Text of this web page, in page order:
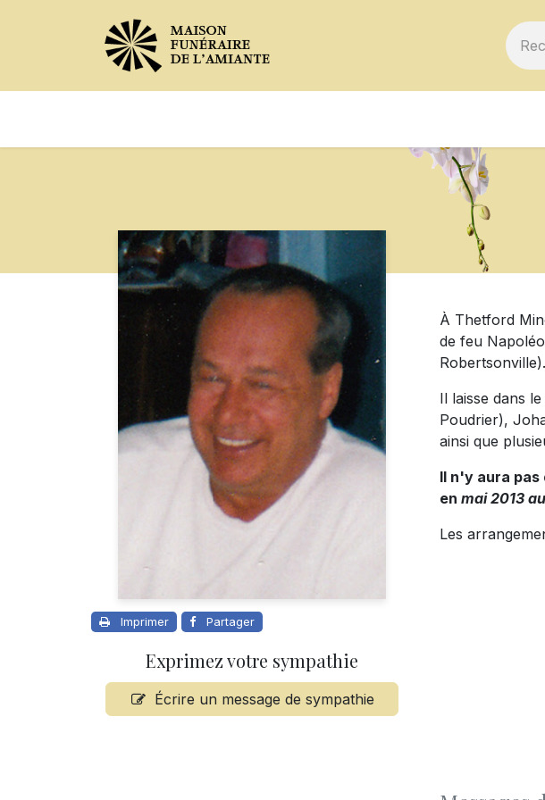
Imprimer Partager
Exprimez votre sympathie
Écrire un message de sympathie
À Thetford
de feu
Robertsonville).
Il laisse dans
Poudrier),
ainsi que
Il n'y aura
en mai 2013
Les